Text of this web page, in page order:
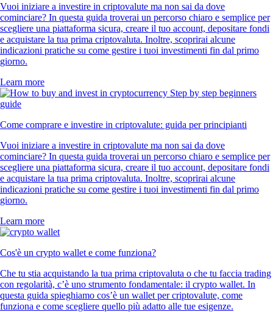
Vuoi iniziare a investire in criptovalute ma non sai da dove
cominciare? In questa guida troverai un percorso chiaro e semplice per
scegliere una piattaforma sicura, creare il tuo account, depositare fondi
e acquistare la tua prima criptovaluta. Inoltre, scoprirai alcune
indicazioni pratiche su come gestire i tuoi investimenti fin dal primo
giorno.
Learn more
Come comprare e investire in criptovalute: guida per principianti
Vuoi iniziare a investire in criptovalute ma non sai da dove
cominciare? In questa guida troverai un percorso chiaro e semplice per
scegliere una piattaforma sicura, creare il tuo account, depositare fondi
e acquistare la tua prima criptovaluta. Inoltre, scoprirai alcune
indicazioni pratiche su come gestire i tuoi investimenti fin dal primo
giorno.
Learn more
Cos'è un crypto wallet e come funziona?
Che tu stia acquistando la tua prima criptovaluta o che tu faccia trading
con regolarità, c’è uno strumento fondamentale: il crypto wallet. In
questa guida spieghiamo cos’è un wallet per criptovalute, come
funziona e come scegliere quello più adatto alle tue esigenze.